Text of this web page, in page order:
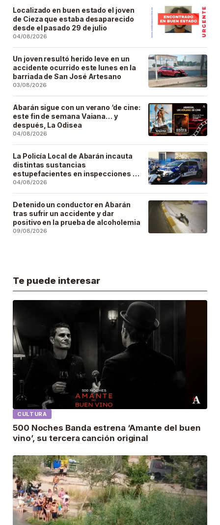
Localizado en buen estado el joven
de Cieza que estaba desaparecido
desde el pasado 29 de julio
04/08/2026
Un joven resultó herido leve en un
accidente ocurrido este lunes en la
barriada de San José Artesano
03/08/2026
Abarán sigue con un verano ‘de cine:
este fin de semana Vaiana… y
después, La Odisea
04/08/2026
La Policía Local de Abarán incauta
distintas sustancias
estupefacientes en inspecciones a
locales públicos del municipio
04/08/2026
Detenido un conductor en Abarán
tras sufrir un accidente y dar
positivo en la prueba de alcoholemia
09/08/2026
Te puede interesar
CULTURA
500 Noches Banda estrena ‘Amante del buen
vino’, su tercera canción original